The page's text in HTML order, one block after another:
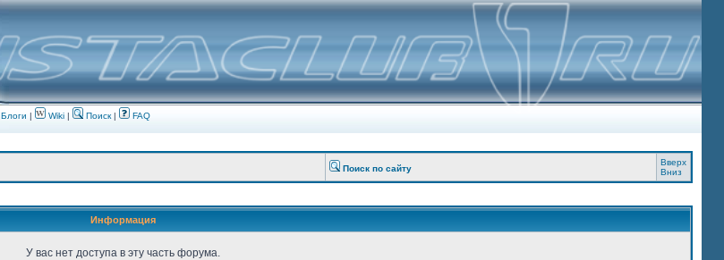
Блоги | Wiki | Поиск| FAQ
Поиск по сайту
Вверх
Вниз
Информация
У вас нет доступа в эту часть форума.